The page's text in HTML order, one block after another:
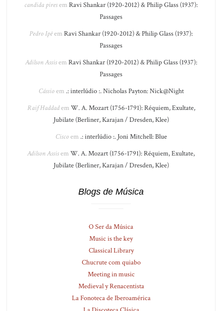
candida piresem Ravi Shankar (1920-2012) & Philip Glass (1937):
Passages
Pedro Ipêem Ravi Shankar (1920-2012) & Philip Glass (1937):
Passages
Adilson Assisem Ravi Shankar (1920-2012) & Philip Glass (1937):
Passages
Cássioem .: interlúdio :. Nicholas Payton: Nick@Night
Raif Haddadem W. A. Mozart (1756-1791): Réquiem, Exultate,
Jubilate (Berliner, Karajan / Dresden, Klee)
Ciscoem .: interlúdio :. Joni Mitchell: Blue
Adilson Assisem W. A. Mozart (1756-1791): Réquiem, Exultate,
Jubilate (Berliner, Karajan / Dresden, Klee)
Blogs de Música
O Ser da Música
Music is the key
Classical Library
Chucrute com quiabo
Meeting in music
Medieval y Renacentista
La Fonoteca de Iberoamérica